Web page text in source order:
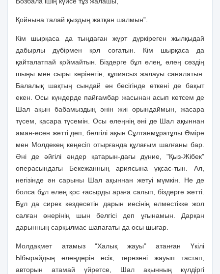
Қойнына талай қыздың жатқан шалмын”.
Кiм шырқаса да тыңдаған жұрт дүркiреген жылқыдай
дабырлы дүбiрмен қол соғатын. Кiм шырқаса да
қайталатпай қоймайтын. Бiздерге бұл өлең, өлең сөздiң
шыңы мен сыры көрiнетiн, құпиясыз жалауы саналатын.
Балалық шақтың сындай ән бесiгiнде өткенi де бақыт
екен. Осы күндерде пайғамбар жасынан асып кетсем де
Шал ақын бабамыздың әнiн жиi орындаймын, жасара
түсем, қасара түсемiн. Осы өлеңнiң әнi де Шал ақыннан
аман-есен жеттi деп, белгiлi ақын Сұлтанмұратұлы Әмiре
мен Молдекең кеңесiп отырғанда құлағым шалғаны бар.
Әнi де әйгiлi әндер қатарын-дағы дүние, "Қыз-Жiбек”
операсындағы Бекежанның ариясына ұқсас-тын. Ал,
негiзiнде ән сарыны Шал ақыннан жетуi мүмкiн. Не де
болса бұл өлең қос ғасырды араға салып, бiздерге жеттi.
Бұл да сирек кездесетiн дарын иесiнiң өлместiкке жол
салған өнерiнiң шын белгiсi деп ұғынамын. Дарқан
дарынның сарқылмас шапағаты да осы шығар.
Молдақмет атамыз "Халық жауы” атанған Үкiлi
Ыбырайдың өлеңдерiн есiк, терезенi жауып тастап,
авторын атамай үйретсе, Шал ақынның күлдiргi